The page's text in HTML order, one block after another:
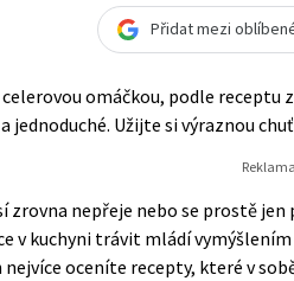
Přidat mezi
omáčkou, podle receptu
jednoduché. Užijte si výraznou
zrovna nepřeje nebo se prostě
v kuchyni trávit mládí
oceníte recepty, které v